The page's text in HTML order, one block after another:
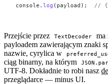
console. log (payload); // {
Przejście przez TextDecoder
ma
payloadem zawierającym znaki
nazwie, cyrylica w
ciąg binarny, na którym
UTF-8. Dokładnie to robi nasz
przeglądarce — minus UI.